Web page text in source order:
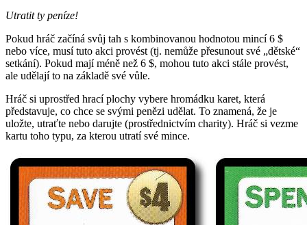
Utratit ty peníze!
Pokud hráč začíná svůj tah s kombinovanou hodnotou mincí 6 $
nebo více, musí tuto akci provést (tj. nemůže přesunout své „dětské“
setkání). Pokud mají méně než 6 $, mohou tuto akci stále provést,
ale udělají to na základě své vůle.
Hráč si uprostřed hrací plochy vybere hromádku karet, která
představuje, co chce se svými penězi udělat. To znamená, že je
uložte, utraťte nebo darujte (prostřednictvím charity). Hráč si vezme
kartu toho typu, za kterou utratí své mince.